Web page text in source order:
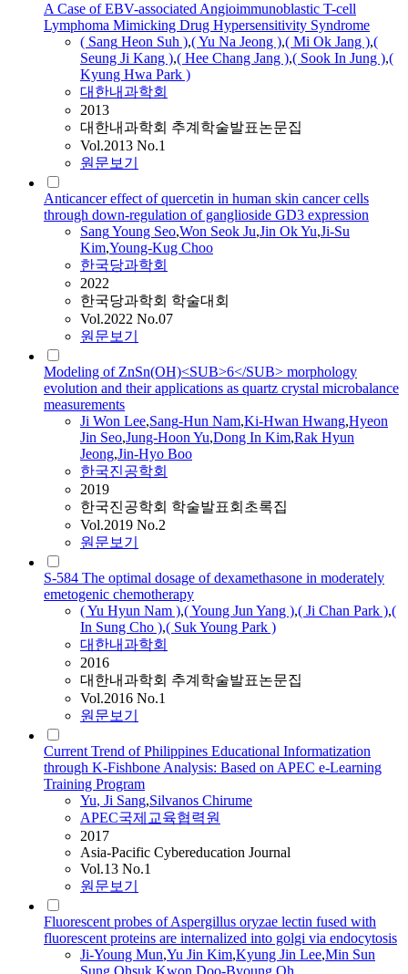
A Case of EBV-associated Angioimmunoblastic T-cell
Lymphoma Mimicking Drug Hypersensitivity Syndrome
( Sang Heon Suh ),(Yu Na Jeong ),( Mi Ok Jang ),(
Seung Ji Kang ),( Hee Chang Jang ),( Sook In Jung ),(
Kyung Hwa Park )
대한내과학회
2013
대한내과학회 추계학술발표논문집
Vol.2013 No.1
원문보기
Anticancer effect of quercetin in human skin cancer cells
through down-regulation of ganglioside GD3 expression
SangYoung Seo,Won Seok Ju,Jin OkYu,Ji-Su
Kim,Young-Kug Choo
한국당과학회
2022
한국당과학회 학술대회
Vol.2022 No.07
원문보기
Modeling of ZnSn(OH)<SUB>6</SUB> morphology
evolution and their applications as quartz crystal microbalance
measurements
Ji Won Lee,Sang-Hun Nam,Ki-Hwan Hwang,Hyeon
Jin Seo,Jung-HoonYu,Dong In Kim,Rak Hyun
Jeong,Jin-Hyo Boo
한국진공학회
2019
한국진공학회 학술발표회초록집
Vol.2019 No.2
원문보기
S-584 The optimal dosage of dexamethasone in moderately
emetogenic chemotherapy
(Yu Hyun Nam ),( Young Jun Yang ),( Ji Chan Park ),(
In Sung Cho ),( Suk Young Park )
대한내과학회
2016
대한내과학회 추계학술발표논문집
Vol.2016 No.1
원문보기
Current Trend of Philippines Educational Informatization
through K-Fishbone Analysis: Based on APEC e-Learning
Training Program
Yu, Ji Sang,Silvanos Chirume
APEC국제교육협력원
2017
Asia-Pacific Cybereducation Journal
Vol.13 No.1
원문보기
Fluorescent probes of Aspergillus oryzae lectin fused with
fluorescent proteins are internalized into golgi via endocytosis
Ji-Young Mun,Yu Jin Kim,Kyung Jin Lee,Min Sun